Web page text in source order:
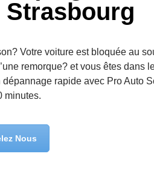
Strasbourg
Votre voiture est bloquée au
remorque? et vous êtes dans
dépannage rapide avec Pro Auto
minutes.
Nous